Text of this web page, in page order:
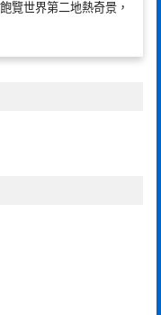
覽世界第二地熱奇景，